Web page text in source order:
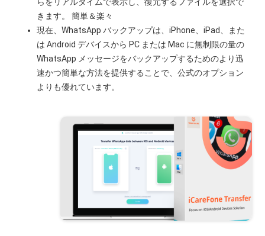
らをリアルタイムで表示し、復元するファイルを選択で
きます。 簡単＆楽々
現在、WhatsApp バックアップは、iPhone、iPad、また
は Android デバイスから PC または Mac に無制限の量の
WhatsApp メッセージをバックアップするためのより迅
速かつ簡単な方法を提供することで、公式のオプション
よりも優れています。